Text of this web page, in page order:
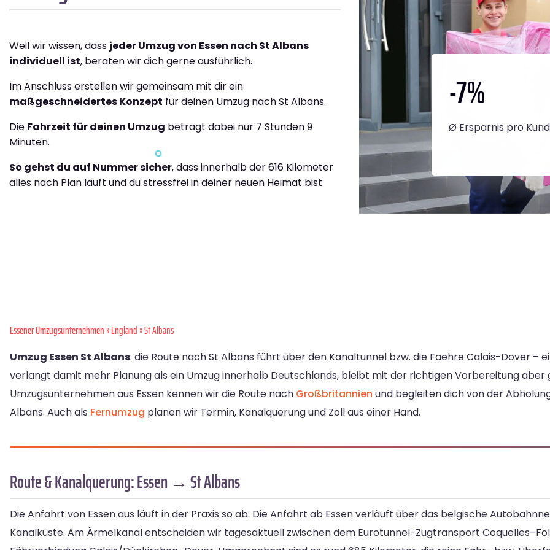
Weil wir wissen, dass jeder Umzug von Essen nach St Albans
individuell ist, beraten wir dich gerne ausführlich.
Im Anschluss erstellen wir gemeinsam mit dir ein
maßgeschneidertes Konzept für deinen Umzug nach St Albans.
Die Fahrzeit für deinen Umzug beträgt dabei nur 7 Stunden 9
Minuten.
So gehst du auf Nummer sicher, dass innerhalb der 616 Kilometer
alles nach Plan läuft und du stressfrei in deiner neuen Heimat bist.
-7%
Ø Ersparnis pro
Essener Umzugsunternehmen»England» St Albans
Umzug Essen St Albans: die Route nach St Albans führt über den Kanaltunnel bzw. die Faehre Calais-Dover –
verlangt damit mehr Planung als ein Umzug innerhalb Deutschlands, bleibt mit der richtigen Vorbereitung aber
Umzugsunternehmen aus Essen kennen wir die Route nach Großbritannien und begleiten dich von der
Albans. Auch als Fernumzug planen wir Termin, Kanalquerung und Zoll aus einer Hand.
Route & Kanalquerung: Essen → St Albans
Die Anfahrt von Essen aus läuft in der Praxis so ab: Die Anfahrt ab Essen verläuft über das belgische
Kanalküste. Am Ärmelkanal entscheiden wir tagesaktuell zwischen dem Eurotunnel-Zugtransport